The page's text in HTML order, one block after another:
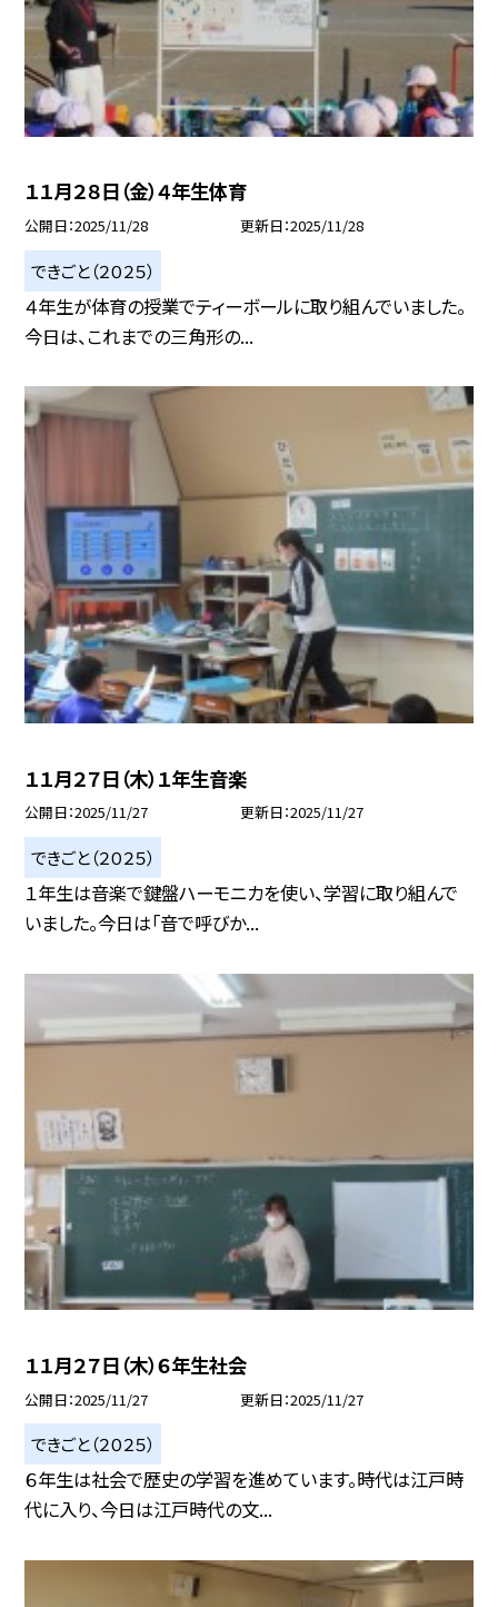
１１月２８日（金）４年生体育
公開日 2025/11/28 更新日 2025/11/28
できごと（２０２５）
４年生が体育の授業でティーボールに取り組んでいました。
今日は、これまでの三角形の...
１１月２７日（木）１年生音楽
公開日 2025/11/27 更新日 2025/11/27
できごと（２０２５）
１年生は音楽で鍵盤ハーモニカを使い、学習に取り組んで
いました。今日は「音で呼びか...
１１月２７日（木）６年生社会
公開日 2025/11/27 更新日 2025/11/27
できごと（２０２５）
６年生は社会で歴史の学習を進めています。時代は江戸時
代に入り、今日は江戸時代の文...